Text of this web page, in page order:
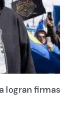
logran firmas